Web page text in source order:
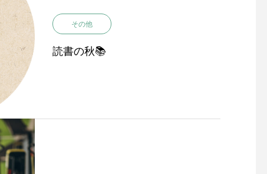
その他
読書の秋📚